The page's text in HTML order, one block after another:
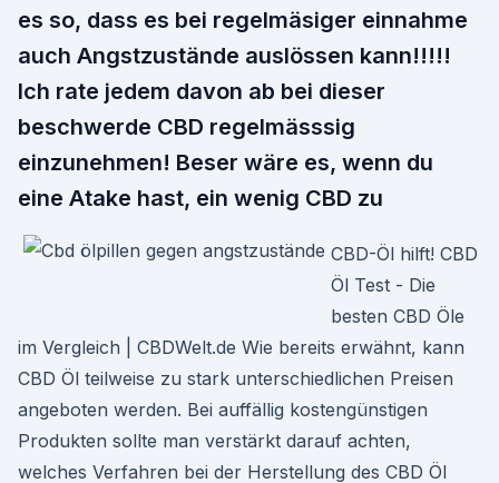
es so, dass es bei regelmäsiger einnahme
auch Angstzustände auslössen kann!!!!!
Ich rate jedem davon ab bei dieser
beschwerde CBD regelmässsig
einzunehmen! Beser wäre es, wenn du
eine Atake hast, ein wenig CBD zu
CBD-Öl hilft! CBD
Öl Test - Die
besten CBD Öle
im Vergleich | CBDWelt.de Wie bereits erwähnt, kann
CBD Öl teilweise zu stark unterschiedlichen Preisen
angeboten werden. Bei auffällig kostengünstigen
Produkten sollte man verstärkt darauf achten,
welches Verfahren bei der Herstellung des CBD Öl